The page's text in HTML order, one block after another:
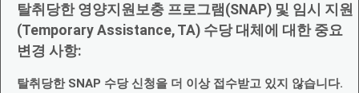
탈취당한 영양지원보충 프로그램(SNAP) 및 임시 지원
(Temporary Assistance, TA) 수당 대체에 대한 중요
변경 사항:
탈취당한 SNAP 수당 신청을 더 이상 접수받고 있지 않습니다.